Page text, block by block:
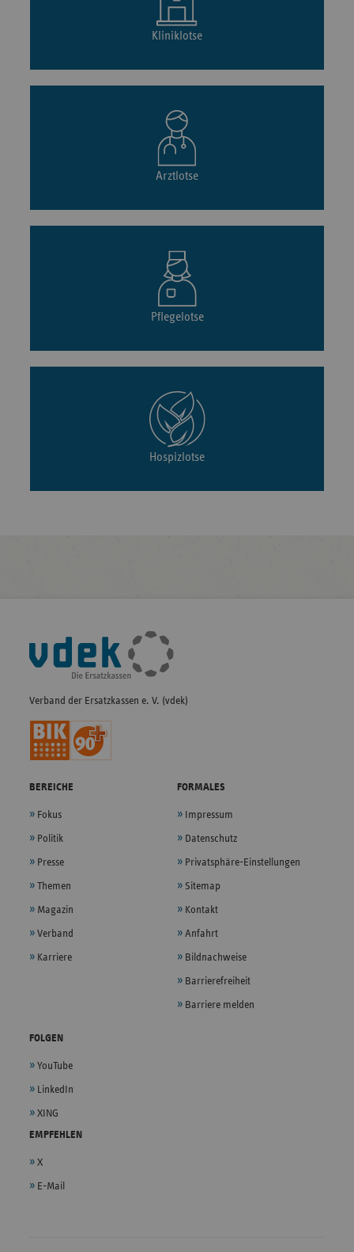
Kliniklotse
Arztlotse
Pflegelotse
Hospizlotse
Fußleisten-
Navigation
Verband der Ersatzkassen e. V. (vdek)
BEREICHE
Fokus
Politik
Presse
Themen
Magazin
Verband
Karriere
FORMALES
Impressum
Datenschutz
Privatsphäre-Einstellungen
Sitemap
Kontakt
Anfahrt
Bildnachweise
Barrierefreiheit
Barriere melden
FOLGEN
YouTube
LinkedIn
XING
EMPFEHLEN
X
E-Mail